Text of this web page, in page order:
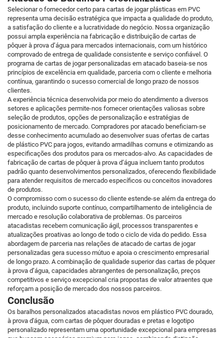
Selecionar o fornecedor certo para cartas de jogar plásticas em PVC
representa uma decisão estratégica que impacta a qualidade do produto,
a satisfação do cliente e a lucratividade do negócio. Nossa organização
possui ampla experiência na fabricação e distribuição de cartas de
pôquer à prova d’água para mercados internacionais, com um histórico
comprovado de entrega de qualidade consistente e serviço confiável. O
programa de cartas de jogar personalizadas em atacado baseia-se nos
princípios de excelência em qualidade, parceria com o cliente e melhoria
contínua, garantindo o sucesso comercial de longo prazo de nossos
clientes.
A experiência técnica desenvolvida por meio do atendimento a diversos
setores e aplicações permite-nos fornecer orientações valiosas sobre
seleção de produtos, opções de personalização e estratégias de
posicionamento de mercado. Compradores por atacado beneficiam-se
desse conhecimento acumulado ao desenvolver suas ofertas de cartas
de plástico PVC para jogos, evitando armadilhas comuns e otimizando as
especificações dos produtos para os mercados-alvo. As capacidades de
fabricação de cartas de pôquer à prova d’água incluem tanto produtos
padrão quanto desenvolvimentos personalizados, oferecendo flexibilidade
para atender requisitos de mercado específicos ou conceitos inovadores
de produtos.
O compromisso com o sucesso do cliente estende-se além da entrega do
produto, incluindo suporte contínuo, compartilhamento de inteligência de
mercado e resolução colaborativa de problemas. Os parceiros
atacadistas recebem comunicação ágil, processos transparentes e
atualizações proativas ao longo de todo o ciclo de vida do pedido. Essa
abordagem de parceria nas relações de atacado de cartas de jogar
personalizadas gera sucesso mútuo e apoia o crescimento empresarial
de longo prazo. A combinação de qualidade superior das cartas de pôquer
à prova d’água, capacidades abrangentes de personalização, preços
competitivos e serviço excepcional cria propostas de valor atraentes que
reforçam a posição de mercado dos nossos parceiros.
Conclusão
Os baralhos personalizados atacadistas novos em plástico PVC dourado,
à prova d'água, com cartas de pôquer douradas e pretas e logotipo
personalizado representam uma oportunidade excepcional para empresas